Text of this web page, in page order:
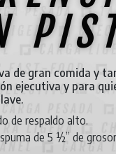
de gran comida y
ejecutiva y para
de respaldo alto.
de 5 ½’’ de